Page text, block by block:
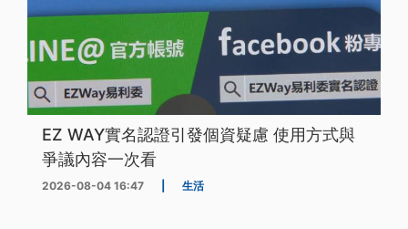
EZ WAY實名認證引發個資疑慮 使用方式與
爭議內容一次看
2026-08-04 16:47 生活